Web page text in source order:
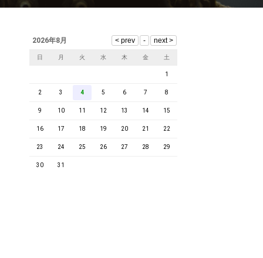
2026年8月
日 月 火 水 木 金 土
1
2 3 4 5 6 7 8
9 10 11 12 13 14 15
16 17 18 19 20 21 22
23 24 25 26 27 28 29
30 31